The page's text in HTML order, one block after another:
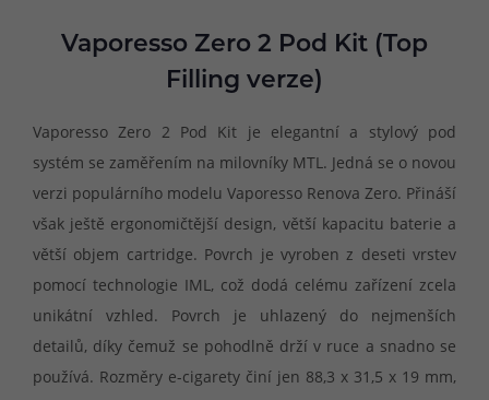
Vaporesso Zero 2 Pod Kit (Top
Filling verze)
Vaporesso Zero 2 Pod Kit je elegantní a stylový pod
systém se zaměřením na milovníky MTL. Jedná se o novou
verzi populárního modelu Vaporesso Renova Zero. Přináší
však ještě ergonomičtější design, větší kapacitu baterie a
větší objem cartridge. Povrch je vyroben z deseti vrstev
pomocí technologie IML, což dodá celému zařízení zcela
unikátní vzhled. Povrch je uhlazený do nejmenších
detailů, díky čemuž se pohodlně drží v ruce a snadno se
používá. Rozměry e-cigarety činí jen 88,3 x 31,5 x 19 mm,